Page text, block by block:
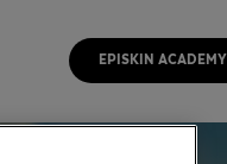
EPISKIN ACADEMY